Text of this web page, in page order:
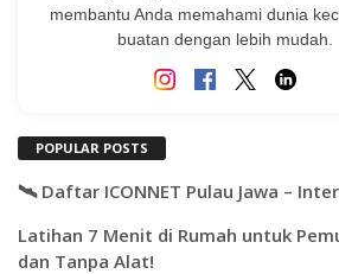
membantu Anda memahami dunia
buatan dengan lebih mudah.
POPULAR POSTS
🛰️ Daftar ICONNET Pulau Jawa –
Latihan 7 Menit di Rumah untuk
dan Tanpa Alat!